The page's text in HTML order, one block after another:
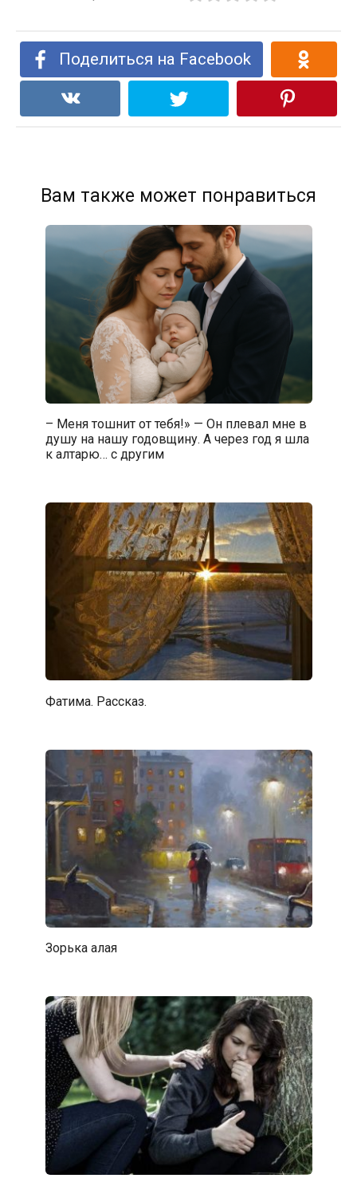
Поделиться на Facebook
Вам также может понравиться
– Меня тошнит от тебя!» — Он плевал мне в
душу на нашу годовщину. А через год я шла
к алтарю… с другим
Фатима. Рассказ.
Зорька алая